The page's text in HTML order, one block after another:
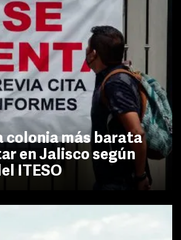
colonia más barata
en Jalisco según
ITESO